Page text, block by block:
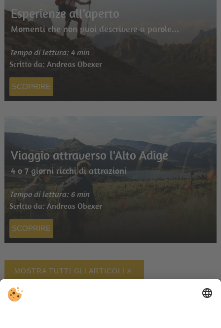
Esperienze all’aperto
Momenti che non puoi descrivere a parole...
Tempo di lettura: 4 min
Scritto da: Andreas Obexer
SCOPRIRE
Viaggio attraverso l'Alto Adige
4 o 7 giorni ricchi di attrazioni
Tempo di lettura: 6 min
Scritto da: Andreas Obexer
SCOPRIRE
MOSTRA TUTTI GLI ARTICOLI